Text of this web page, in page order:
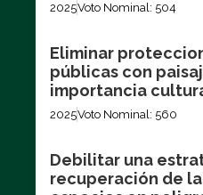
2025Voto Nominal: 504
Eliminar
públicas con
importancia
2025Voto Nominal: 560
Debilitar una
recuperación de